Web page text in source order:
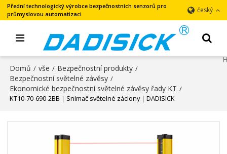
Přední technologický výrobce bezpečnostních senzorů pro
průmyslovou automatizaci
český
Domů / vše / Bezpečnostní produkty /
Bezpečnostní světelné závěsy /
Ekonomické bezpečnostní světelné závěsy řady KT /
KT10-70-690-2BB｜Snímač světelné záclony｜DADISICK